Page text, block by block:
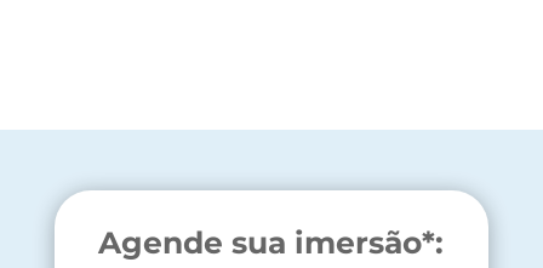
Agende sua imersão*: